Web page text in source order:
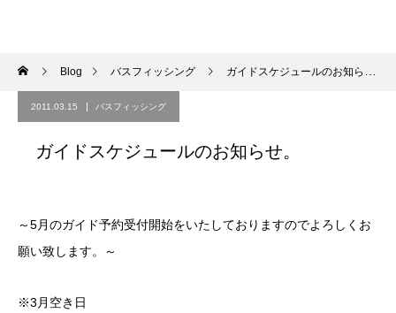
Blog バスフィッシング ガイドスケジュールのお知らせ。
2011.03.15 バスフィッシング
ガイドスケジュールのお知らせ。
～5月のガイド予約受付開始をいたしておりますのでよろしくお
願い致します。～
※3月空き日